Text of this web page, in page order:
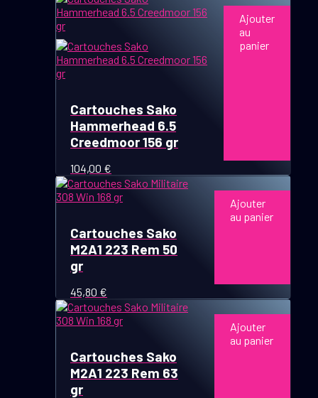
prix :
du
produit
Cartouches Sako
Hammerhead 6.5
Creedmoor 156 gr
104,00 €
Ajouter
au
panier
Cartouches Sako
M2A1 223 Rem 50
gr
45,80 €
Ajouter
au panier
Cartouches Sako
M2A1 223 Rem 63
gr
Ajouter
au panier